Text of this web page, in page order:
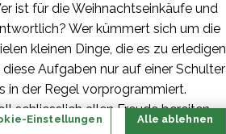
ist für die Weihnachtseinkäufe und
Wer kümmert sich um die
kleinen Dinge, die es zu erledigen
Aufgaben nur auf einer Schulter
in der Regel vorprogrammiert.
schliesslich allen Freude bereiten.
Einstellungen Alle ablehnen